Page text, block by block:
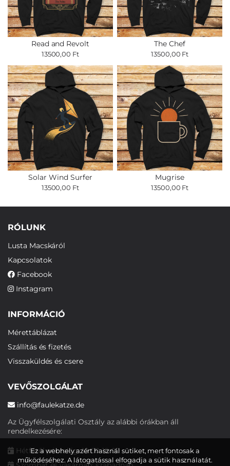
Read and Revolt
13500,00 Ft
The Chef
13500,00 Ft
Solar Wind Surfer
13500,00 Ft
Mugrise
13500,00 Ft
RÓLUNK
Lusta Macskáról
Kapcsolatok
Facebook
Instagram
INFORMÁCIÓ
Mérettáblázat
Szállítás és fizetés
Visszaküldés és csere
VEVŐSZOLGÁLAT
info@faulekatze.de
Az Ügyfélszolgálati Osztály az alábbi órákban áll
rendelkezésére:
Hétfőtől péntekig: 10:00-19:00
Ez a webhely azért használ sütiket, mert fontosak a
működéséhez. A látogatással elfogadja a sütik használatát.